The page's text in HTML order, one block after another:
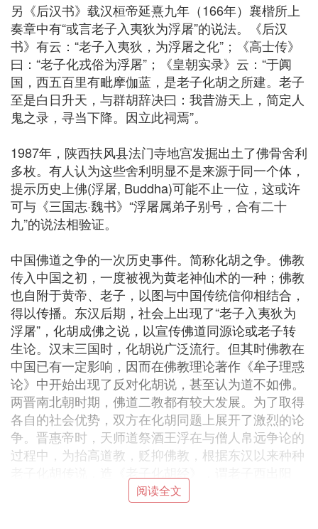
另《后汉书》载汉桓帝延熹九年（166年）襄楷所上
奏章中有“或言老子入夷狄为浮屠”的说法。《后汉
书》有云：“老子入夷狄，为浮屠之化”；《高士传》
曰：“老子化戎俗为浮屠”；《皇朝实录》云：“于阗
国，西五百里有毗摩伽蓝，是老子化胡之所建。老子
至是白日升天，与群胡辞决曰：我昔游天上，简定人
鬼之录，寻当下降。因立此祠焉”。
1987年，陕西扶风县法门寺地宫发掘出土了佛骨舍利
多枚。有人认为这些舍利明显不是来源于同一个体，
提示历史上佛(浮屠, Buddha)可能不止一位，这或许
可与《三国志·魏书》“浮屠属弟子别号，合有二十
九”的说法相验证。
中国佛道之争的一次历史事件。简称化胡之争。佛教
传入中国之初，一度被视为黄老神仙术的一种；佛教
也自附于黄帝、老子，以图与中国传统信仰相结合，
得以传播。东汉后期，社会上出现了“老子入夷狄为
浮屠”，化胡成佛之说，以宣传佛道同源论或老子转
生论。汉末三国时，化胡说广泛流行。但其时佛教在
中国已有一定影响，因而在佛教理论著作《牟子理惑
论》中开始出现了反对化胡说，甚至认为道不如佛。
两晋南北朝时期，佛道二教都有较大发展。为了取得
各自的社会优势，双方在化胡同题上展开了激烈的论
争。晋惠帝时，天师道祭酒王浮在与僧人帛远争论的
过程中，为抬高道教，贬抑佛教，根据东汉以来种种
关，经西域至天竺，化身为佛，教化胡人，因此产生
佛教。南北朝之世，道教徒均据此与佛教互争短长。
阅读全文